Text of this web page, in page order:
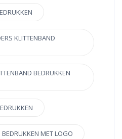
KLITTENBAND
BEDRUKKEN
MET LOGO